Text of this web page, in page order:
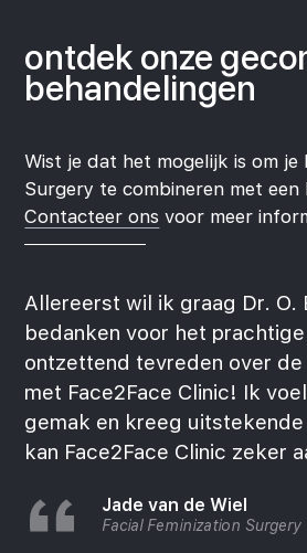
ontdek onze
behandelingen
Wist je dat het mogelijk is om je
Surgery te combineren met
Contacteer ons voor meer
Allereerst wil ik graag Dr. O.
bedanken voor het
ontzettend tevreden over de
met Face2Face Clinic! Ik
gemak en kreeg
kan Face2Face Clinic zeker
Jade van de Wiel
Facial Feminization Surgery